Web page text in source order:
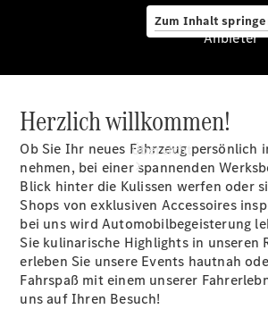
Zum Inhalt
Anbieter
Übersicht
Startseite
Anbieter
Herzlich willkommen!
Ob Sie Ihr neues Fahrzeug persönlich
nehmen, bei einer spannenden
Blick hinter die Kulissen werfen oder
Shops von exklusiven Accessoires
bei uns wird Automobilbegeisterung
Sie kulinarische Highlights in unseren
erleben Sie unsere Events hautnah
Fahrspaß mit einem unserer
uns auf Ihren Besuch!